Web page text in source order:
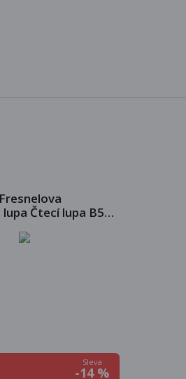
Čtecí lupa B5
Sleva
-14 %